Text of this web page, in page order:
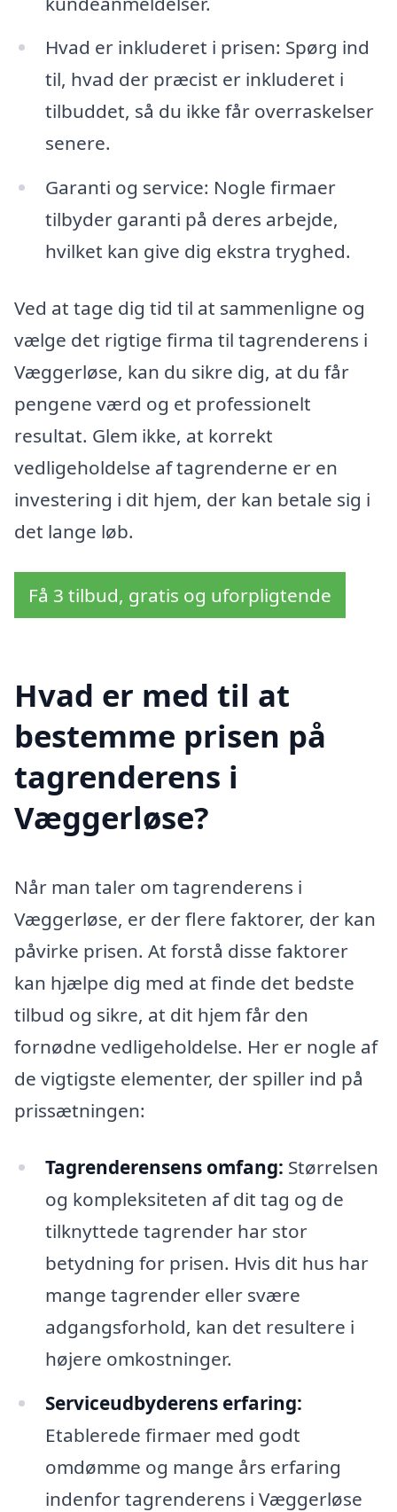
Hvad er inkluderet i prisen: Spørg ind
til, hvad der præcist er inkluderet i
tilbuddet, så du ikke får overraskelser
senere.
Garanti og service: Nogle firmaer
tilbyder garanti på deres arbejde,
hvilket kan give dig ekstra tryghed.
Ved at tage dig tid til at sammenligne og
vælge det rigtige firma til tagrenderens i
Væggerløse, kan du sikre dig, at du får
pengene værd og et professionelt
resultat. Glem ikke, at korrekt
vedligeholdelse af tagrenderne er en
investering i dit hjem, der kan betale sig i
det lange løb.
Få 3 tilbud, gratis og uforpligtende
Hvad er med til at
bestemme prisen på
tagrenderens i
Væggerløse?
Når man taler om tagrenderens i
Væggerløse, er der flere faktorer, der kan
påvirke prisen. At forstå disse faktorer
kan hjælpe dig med at finde det bedste
tilbud og sikre, at dit hjem får den
fornødne vedligeholdelse. Her er nogle af
de vigtigste elementer, der spiller ind på
prissætningen:
Tagrenderensens omfang: Størrelsen
og kompleksiteten af dit tag og de
tilknyttede tagrender har stor
betydning for prisen. Hvis dit hus har
mange tagrender eller svære
adgangsforhold, kan det resultere i
højere omkostninger.
Serviceudbyderens erfaring:
Etablerede firmaer med godt
omdømme og mange års erfaring
indenfor tagrenderens i Væggerløse